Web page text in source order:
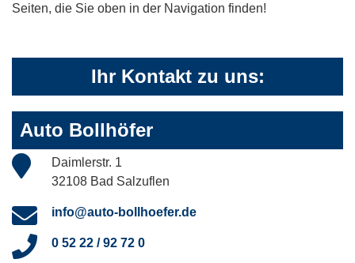
Seiten, die Sie oben in der Navigation finden!
Ihr Kontakt zu uns:
Auto Bollhöfer
Daimlerstr. 1
32108 Bad Salzuflen
info@auto-bollhoefer.de
0 52 22 / 92 72 0